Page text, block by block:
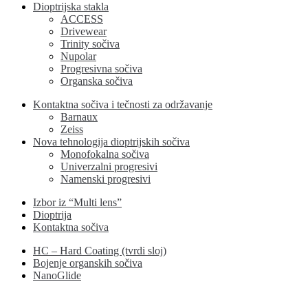
Dioptrijska stakla
ACCESS
Drivewear
Trinity sočiva
Nupolar
Progresivna sočiva
Organska sočiva
Kontaktna sočiva i tečnosti za održavanje
Barnaux
Zeiss
Nova tehnologija dioptrijskih sočiva
Monofokalna sočiva
Univerzalni progresivi
Namenski progresivi
Izbor iz “Multi lens”
Dioptrija
Kontaktna sočiva
HC – Hard Coating (tvrdi sloj)
Bojenje organskih sočiva
NanoGlide